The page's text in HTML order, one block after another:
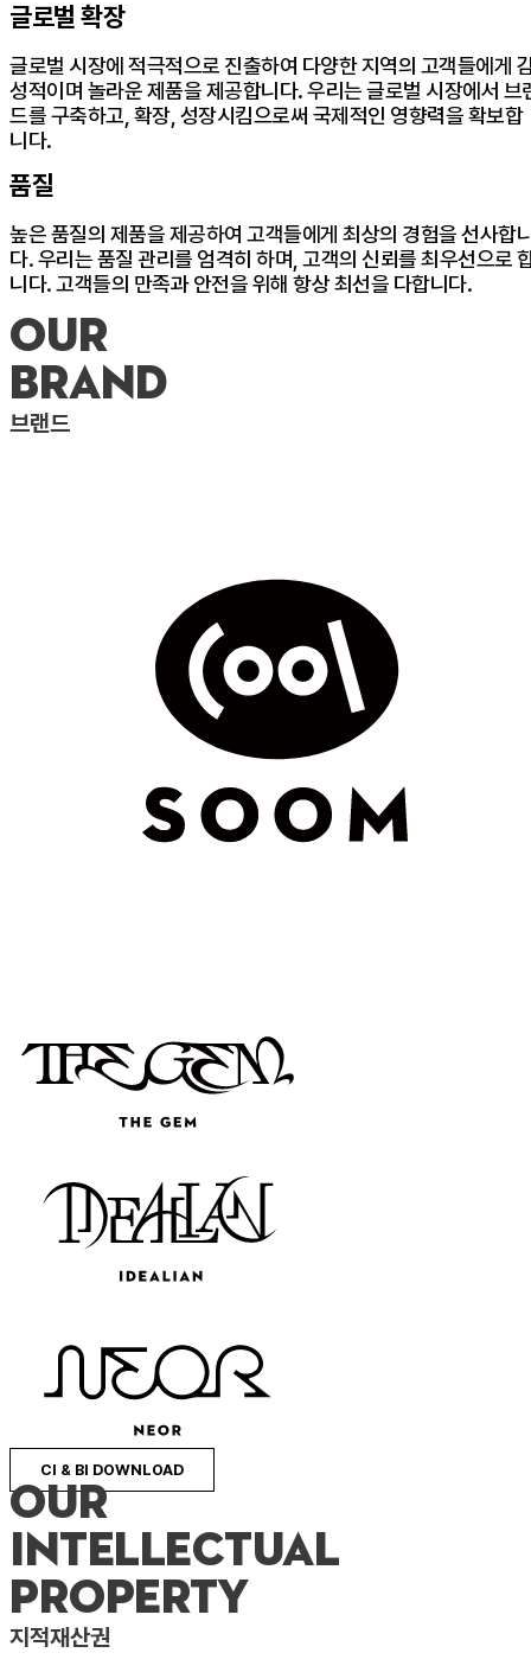
글로벌 확장
글로벌 시장에 적극적으로 진출하여 다양한 지역의 고객들에게
성적이며 놀라운 제품을 제공합니다. 우리는 글로벌 시장에서 브
드를 구축하고, 확장, 성장시킴으로써 국제적인 영향력을 확보합
니다.
품질
높은 품질의 제품을 제공하여 고객들에게 최상의 경험을 선사합
다. 우리는 품질 관리를 엄격히 하며, 고객의 신뢰를 최우선으로
니다. 고객들의 만족과 안전을 위해 항상 최선을 다합니다.
our
brand
브랜드
CI & BI DOWNLOAD
Our
Intellectual
Property
지적재산권